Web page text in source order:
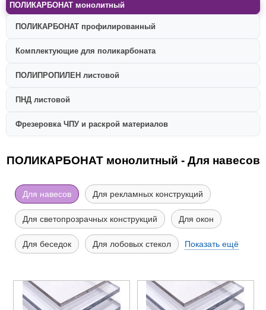
ПОЛИКАРБОНАТ монолитный
ПОЛИКАРБОНАТ профилированный
Комплектующие для поликарбоната
ПОЛИПРОПИЛЕН листовой
ПНД листовой
Фрезеровка ЧПУ и раскрой материалов
ПОЛИКАРБОНАТ монолитный - Для навесов
Для навесов Для рекламных конструкций
Для светопрозрачных конструкций Для окон
Для беседок Для лобовых стекол Показать ещё